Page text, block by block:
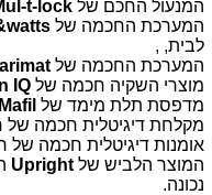
המנעול החכם של t-lock
המערכת החכמה של
לבית, ,
המערכת החכמה של
מוצרי השקיה חכמה של IQ
מדפסת תלת מימד של Mafil
מקלחת דיגיטלית חכמה
אומנות דיגיטלית חכמה של
המוצר הלביש של Upright
נכונה.